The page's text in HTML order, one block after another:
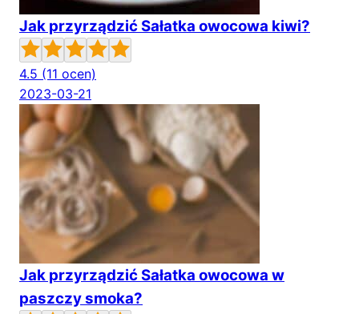
Jak przyrządzić Sałatka owocowa kiwi?
4.5 (11 ocen)
2023-03-21
Jak przyrządzić Sałatka owocowa w
paszczy smoka?